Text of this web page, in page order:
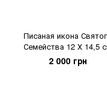
Писаная икона
Семейства 12 Х 14,5
2 000 грн